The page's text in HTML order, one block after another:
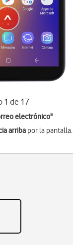
1 de 17
electrónico"
arriba por la pantalla.